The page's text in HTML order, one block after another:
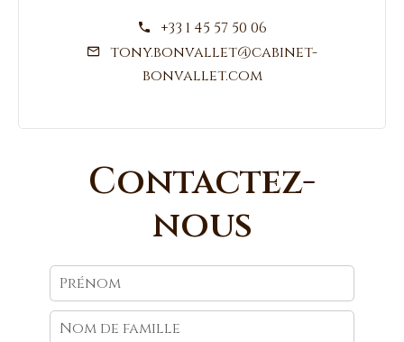
+33 1 45 57 50 06
tony.bonvallet@cabinet-
bonvallet.com
Contactez-
nous